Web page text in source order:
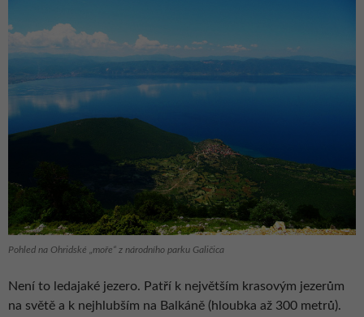
Pohled na Ohridské „moře“ z národního parku Galičica
Není to ledajaké jezero. Patří k největším krasovým jezerům
na světě a k nejhlubším na Balkáně (hloubka až 300 metrů).